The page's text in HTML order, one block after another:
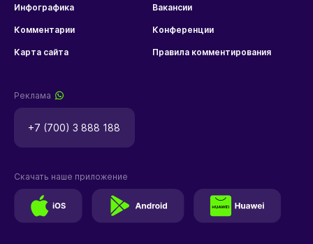
Инфографика Вакансии
Комментарии Конференции
Карта сайта Правила комментирования
Реклама
+7 (700) 3 888 188
Скачать наше приложение